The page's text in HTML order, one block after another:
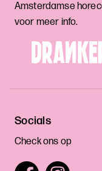
Amsterdamse
voor meer info.
Socials
Check ons op